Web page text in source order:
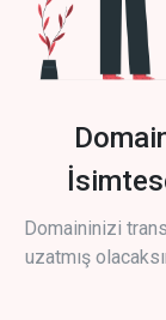
Domaininizi
uzatmış